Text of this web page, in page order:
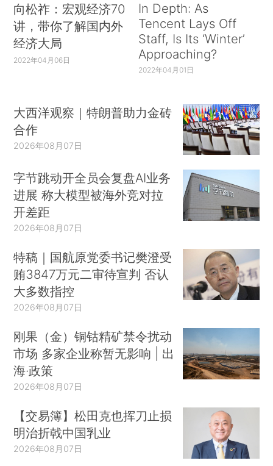
向松祚：宏观经济70
讲，带你了解国内外
经济大局
2022年04月06日
In Depth: As
Tencent Lays Off
Staff, Is Its ‘Winter’
Approaching?
2022年04月01日
大西洋观察｜特朗普助力金砖
合作
2026年08月07日
字节跳动开全员会复盘AI业务
进展 称大模型被海外竞对拉
开差距
2026年08月07日
特稿｜国航原党委书记樊澄受
贿3847万元二审待宣判 否认
大多数指控
2026年08月07日
刚果（金）铜钴精矿禁令扰动
市场 多家企业称暂无影响 | 出
海·政策
2026年08月07日
【交易簿】松田克也挥刀止损
明治折戟中国乳业
2026年08月07日